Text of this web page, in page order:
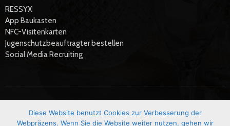
RESSYX
App Baukasten
NFC-Visitenkarten
Jugenschutzbeauftragter bestellen
Social Media Recruiting
Startseite Datenschutzerklärung Hier Werben Impressum
Diese Website benutzt Cookies zur Verbesserung der
Webpräzens. Wenn Sie die Website weiter nutzen, gehen wir